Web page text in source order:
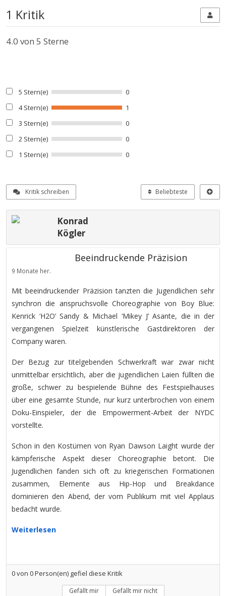
1 Kritik
4.0 von 5 Sterne
5 Stern(e)
0
4 Stern(e)
1
3 Stern(e)
0
2 Stern(e)
0
1 Stern(e)
0
Kritik schreiben Beliebteste
Konrad
Kögler
Beeindruckende Präzision
9 Monate her.
Mit beeindruckender Präzision tanzten die Jugendlichen sehr
synchron die anspruchsvolle Choreographie von Boy Blue:
Kenrick ‘H2O’ Sandy & Michael ‘Mikey J’ Asante, die in der
vergangenen Spielzeit künstlerische Gastdirektoren der
Company waren.
Der Bezug zur titelgebenden Schwerkraft war zwar nicht
unmittelbar ersichtlich, aber die jugendlichen Laien füllten die
große, schwer zu bespielende Bühne des Festspielhauses
über eine gesamte Stunde, nur kurz unterbrochen von einem
Doku-Einspieler, der die Empowerment-Arbeit der NYDC
vorstellte.
Schon in den Kostümen von Ryan Dawson Laight wurde der
kämpferische Aspekt dieser Choreographie betont. Die
Jugendlichen fanden sich oft zu kriegerischen Formationen
zusammen, Elemente aus Hip-Hop und Breakdance
dominieren den Abend, der vom Publikum mit viel Applaus
bedacht wurde.
Weiterlesen
0von 0Person(en) gefiel diese Kritik
Gefällt mir Gefällt mir nicht